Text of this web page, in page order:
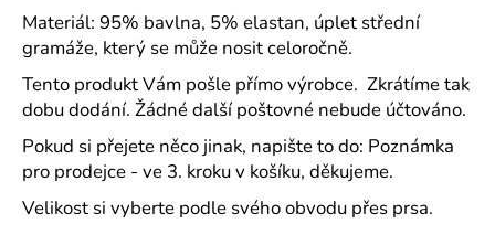
Materiál: 95% bavlna, 5% elastan, úplet střední
gramáže, který se může nosit celoročně.
Tento produkt Vám pošle přímo výrobce. Zkrátíme tak
dobu dodání. Žádné další poštovné nebude účtováno.
Pokud si přejete něco jinak, napište to do: Poznámka
pro prodejce - ve 3. kroku v košíku, děkujeme.
Velikost si vyberte podle svého obvodu přes prsa.
CAPRI
KOMBI
MODRÁ
S
MODROU
KOSTIČKOU
-
PLÁTĚNÉ
77
CM